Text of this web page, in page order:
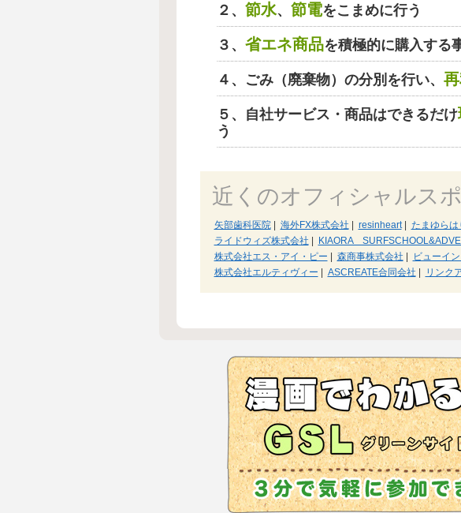
２、 節水、 節電をこまめに行う
３、 省エネ商品を積極的に購入する
４、ごみ（廃棄物）の分別を行い、
５、自社サービス・商品はできるだけ
う
近くのオフィシャルス
矢部歯科医院| 海外FX株式会社 resinheart| たまゆら
ライドウィズ株式会社
KIAORA
株式会社エス・アイ・ピー
森商事株式会社 ビューイ
株式会社エルティヴィー
ASCREATE合同会社 リンク